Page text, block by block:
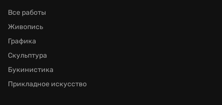
Все работы
Живопись
Графика
Скульптура
Букинистика
Прикладное искусство